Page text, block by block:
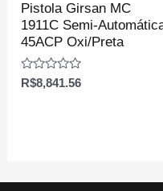
Pistola Girsan MC
1911C Semi-
45ACP Oxi/Preta
Avaliação
0
R$8,841.56